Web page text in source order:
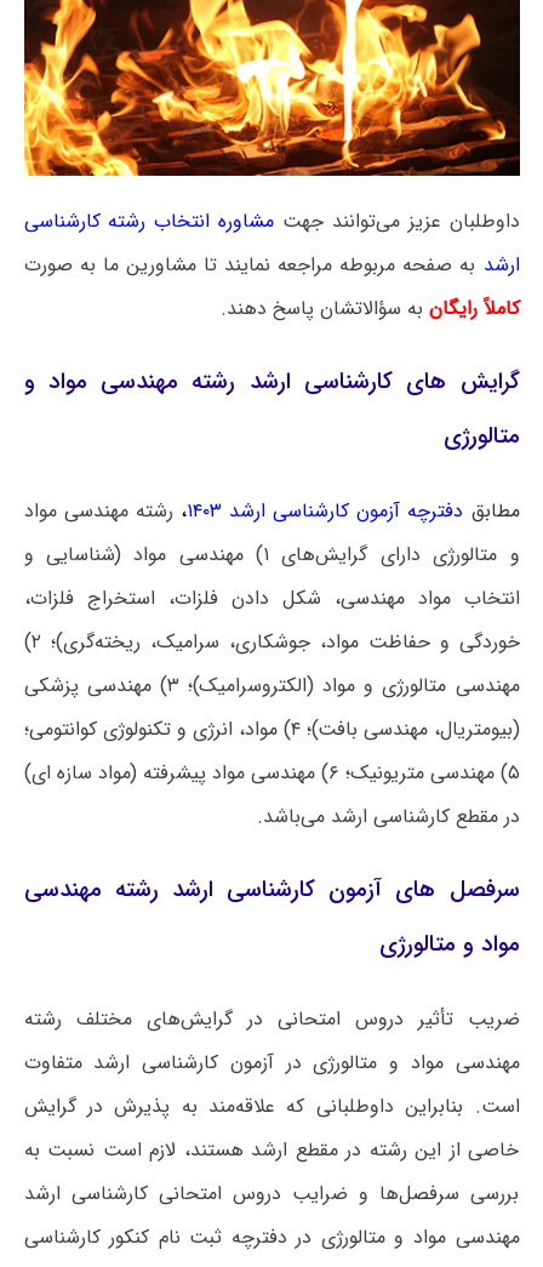
داوطلبان عزیز می‌توانند جهت مشاوره انتخاب رشته کارشناسی
ارشد به صفحه مربوطه مراجعه نمایند تا مشاورین ما به صورت
کاملاً رایگان به سؤالاتشان پاسخ دهند.
گرایش‌ های کارشناسی ارشد رشته مهندسی مواد و
متالورژی
مطابق دفترچه آزمون کارشناسی ارشد ۱۴۰۳ ، رشته مهندسی مواد
و متالورژی دارای گرایش‌های ۱) مهندسی مواد (شناسایی و
انتخاب مواد مهندسی، شکل دادن فلزات، استخراج فلزات،
خوردگی و حفاظت مواد، جوشکاری، سرامیک، ریخته‌گری)؛ ۲)
مهندسی متالورژی و مواد (الکتروسرامیک)؛ ۳) مهندسی پزشکی
(بیومتریال، مهندسی بافت)؛ ۴) مواد، انرژی و تکنولوژی کوانتومی؛
۵) مهندسی متریونیک؛ ۶) مهندسی مواد پیشرفته (مواد سازه ای)
در مقطع کارشناسی ارشد می‌باشد.
سرفصل های آزمون کارشناسی ارشد رشته مهندسی
مواد و متالورژی
ضریب تأثیر دروس امتحانی در گرایش‌های مختلف رشته
مهندسی مواد و متالورژی در آزمون کارشناسی ارشد متفاوت
است. بنابراین داوطلبانی که علاقه‌مند به پذیرش در گرایش
خاصی از این رشته در مقطع ارشد هستند، لازم است نسبت به
بررسی سرفصل‌ها و ضرایب دروس امتحانی کارشناسی ارشد
مهندسی مواد و متالورژی در دفترچه ثبت نام کنکور کارشناسی